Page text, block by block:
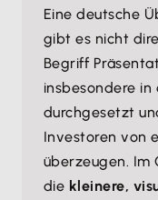
Eine deutsche
gibt es nicht
Begriff
insbesondere
durchgesetzt
Investoren von
überzeugen. Im
die kleinere,